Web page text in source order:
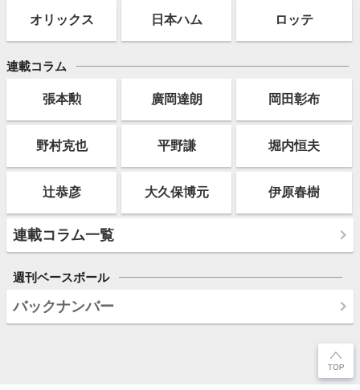
オリックス 日本ハム ロッテ
連載コラム
張本勲 廣岡達朗 岡田彰布
野村克也 平野謙 堀内恒夫
辻恭彦 大久保博元 伊原春樹
連載コラム一覧
週刊ベースボール
バックナンバー